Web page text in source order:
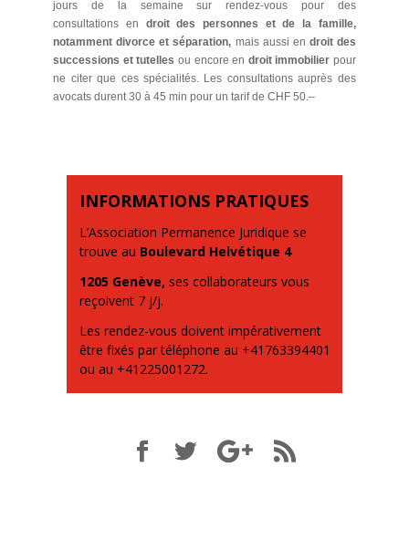
jours de la semaine sur rendez-vous pour des
consultations en droit des personnes et de la famille,
notamment divorce et séparation, mais aussi en droit des
successions et tutelles ou encore en droit immobilier pour
ne citer que ces spécialités. Les consultations auprès des
avocats durent 30 à 45 min pour un tarif de CHF 50.–
INFORMATIONS PRATIQUES
L’Association Permanence Juridique se
trouve au Boulevard Helvétique 4
1205 Genève, ses collaborateurs vous
reçoivent 7 j/j.
Les rendez-vous doivent impérativement
être fixés par téléphone au +41763394401
ou au +41225001272.